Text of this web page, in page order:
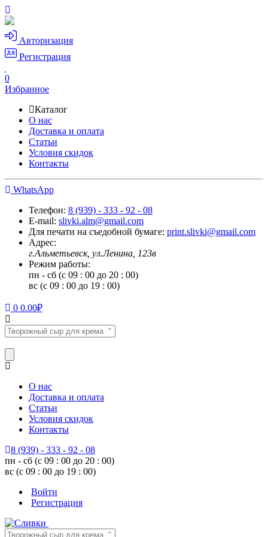
Авторизация
Регистрация
0
Избранное
Каталог
О нас
Доставка и оплата
Статьи
Условия скидок
Контакты
WhatsApp
Телефон: 8 (939) - 333 - 92 - 08
E-mail: slivki.alm@gmail.com
Для печати на съедобной бумаге: print.slivki@gmail.com
Адрес:
г.Альметьевск, ул.Ленина, 123в
Режим работы:
пн - сб (с 09 : 00 до 20 : 00)
вс (с 09 : 00 до 19 : 00)
0 0.00₽
О нас
Доставка и оплата
Статьи
Условия скидок
Контакты
8 (939) - 333 - 92 - 08
пн - сб (с 09 : 00 до 20 : 00)
вс (с 09 : 00 до 19 : 00)
Войти
Регистрация